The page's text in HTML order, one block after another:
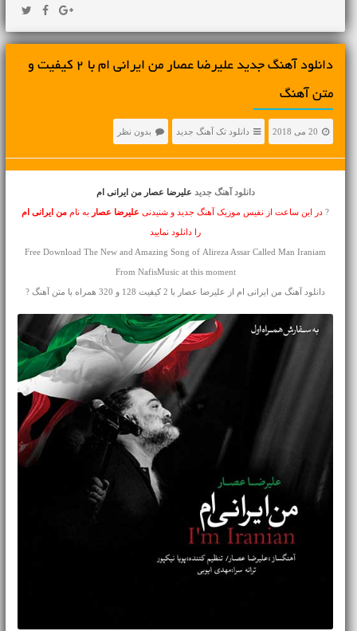
دانلود آهنگ جديد علیرضا عصار من ایرانی ام با 2 کیفیت و
متن آهنگ
20 می 2018 دانلود تک آهنگ جدید بدون نظر
دانلود آهنگ جدید علیرضا عصار من ایرانی ام
? در این ساعت از نفیس موزیک آهنگ جدید و شنیدنی علیرضا عصار به نام من ایرانی ام
را دانلود نمایید
Free Download The New and Amazing Song of Alireza Assar Called Man Iraniam
From NafisMusic at this moment
دانلود آهنگ من ایرانی ام از علیرضا عصار با 2 کیفیت 128 و 320 همراه با متن آهنگ ?